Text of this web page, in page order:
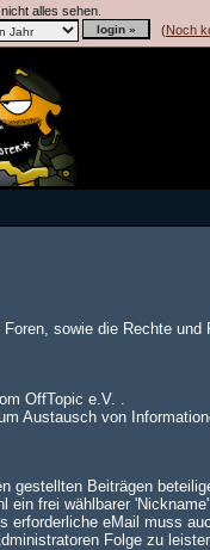
alles sehen.
(Noch
sowie die Rechte
OffTopic e.V. .
Austausch von
gestellten Beiträgen
frei wählbarer
erforderliche eMail muss
Folge zu